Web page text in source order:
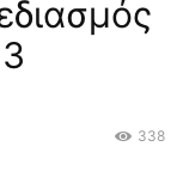
338